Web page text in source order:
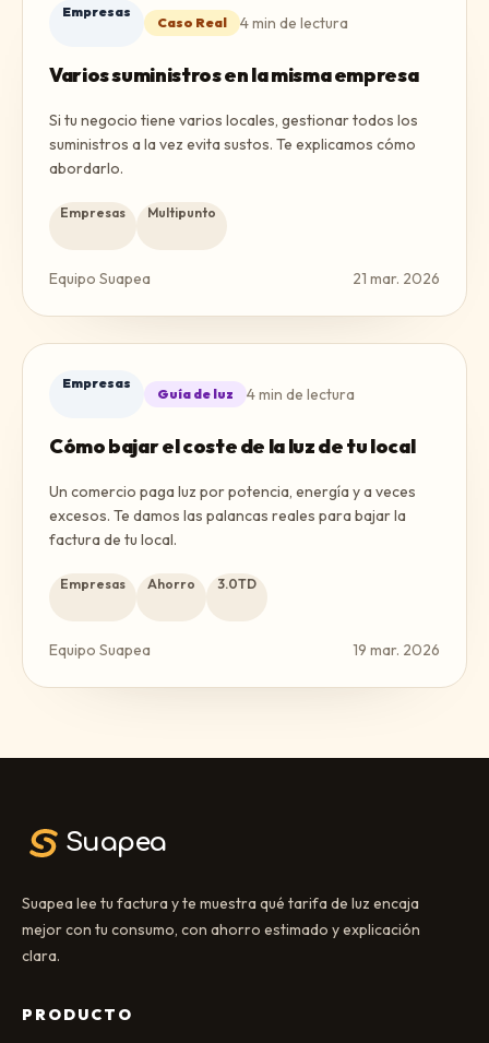
Empresas
Caso Real 4min de lectura
Varios suministros en la misma empresa
Si tu negocio tiene varios locales, gestionar todos los
suministros a la vez evita sustos. Te explicamos cómo
abordarlo.
Empresas Multipunto
Equipo Suapea 21 mar. 2026
Empresas
Guía de luz 4min de lectura
Cómo bajar el coste de la luz de tu local
Un comercio paga luz por potencia, energía y a veces
excesos. Te damos las palancas reales para bajar la
factura de tu local.
Empresas Ahorro 3.0TD
Equipo Suapea 19 mar. 2026
Suapea
Suapea lee tu factura y te muestra qué tarifa de luz encaja
mejor con tu consumo, con ahorro estimado y explicación
clara.
PRODUCTO